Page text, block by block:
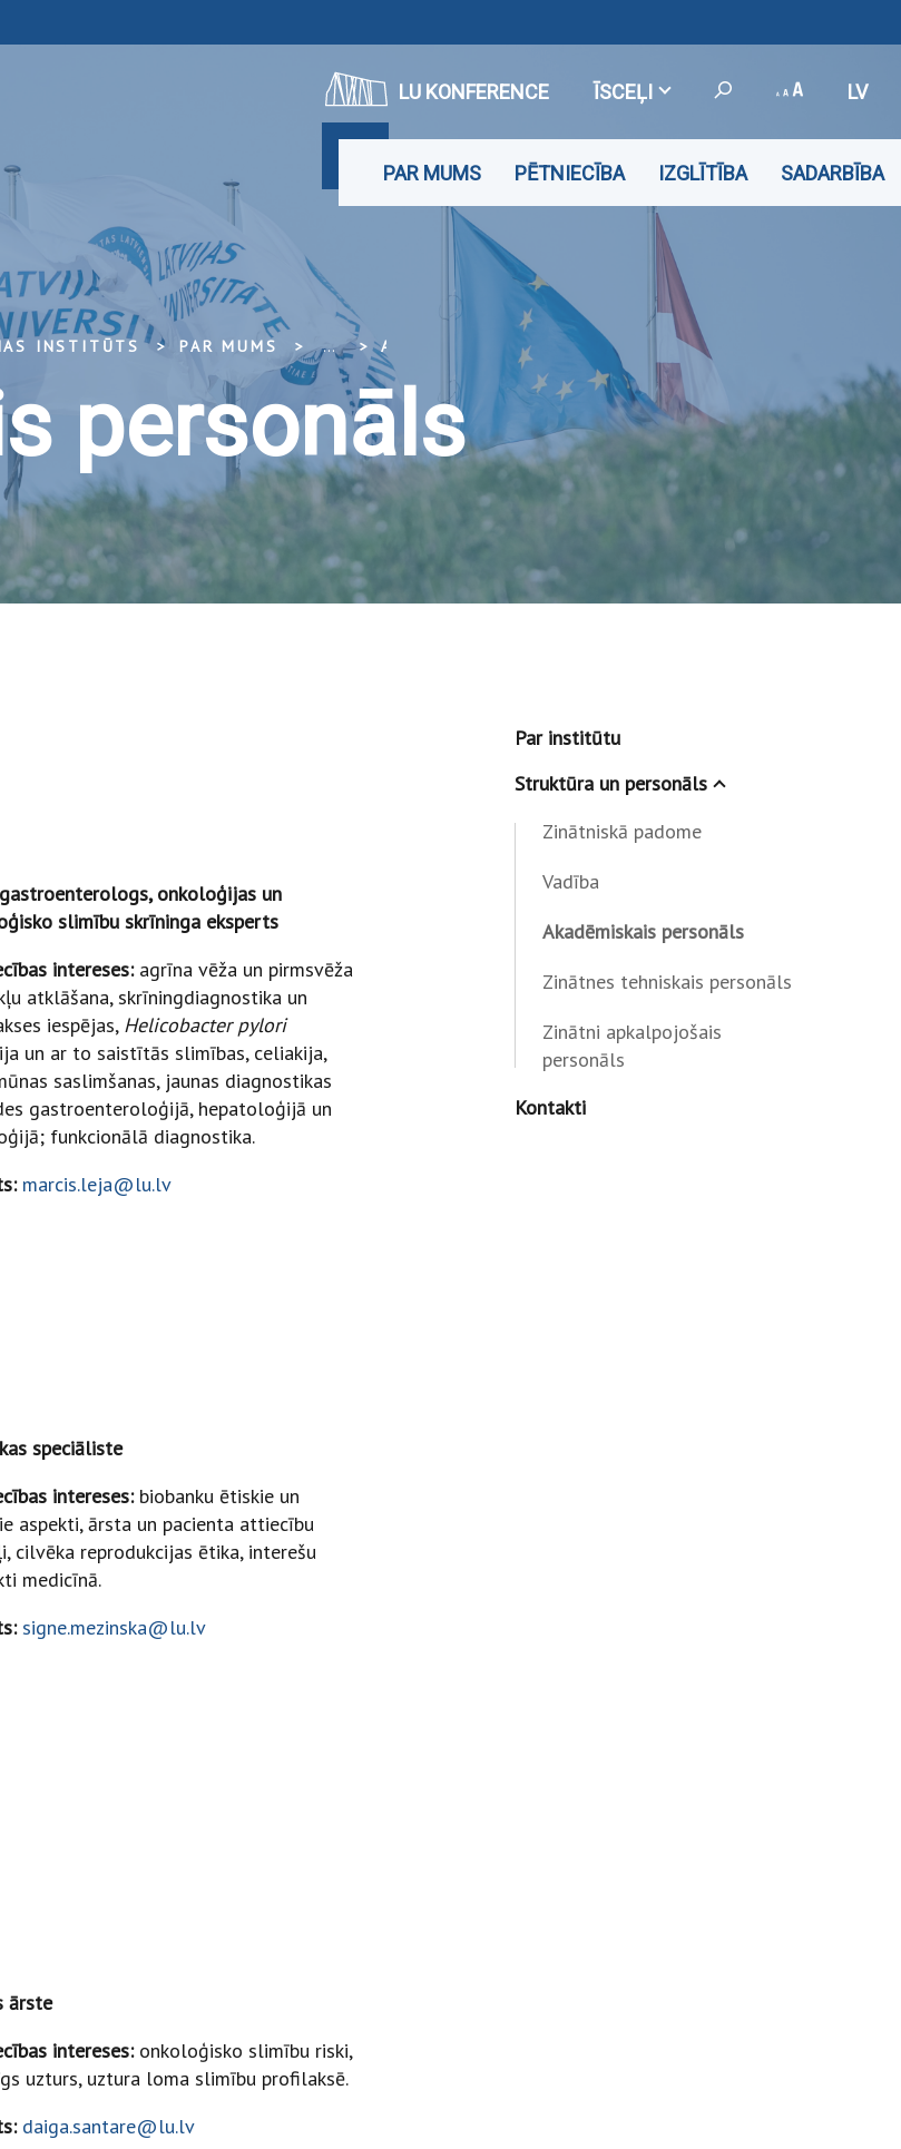
LU KONFERENCE ĪSCEĻI LV
PAR MUMS PĒTNIECĪBA IZGLĪTĪBA SADARBĪBA
INSTITŪTS PAR MUMS ...
personāls
onkoloģijas un
slimību skrīninga eksperts
intereses: agrīna vēža un pirmsvēža
atklāšana, skrīningdiagnostika un
iespējas, Helicobacter pylori
un ar to saistītās slimības, celiakija,
saslimšanas, jaunas diagnostikas
gastroenteroloģijā, hepatoloģijā un
funkcionālā diagnostika.
marcis.leja@lu.lv
speciāliste
intereses: biobanku ētiskie un
aspekti, ārsta un pacienta attiecību
cilvēka reprodukcijas ētika, interešu
medicīnā.
signe.mezinska@lu.lv
ārste
intereses: onkoloģisko slimību riski,
uzturs, uztura loma slimību profilaksē.
daiga.santare@lu.lv
Par institūtu
Struktūra un personāls
Zinātniskā padome
Vadība
Akadēmiskais personāls
Zinātnes tehniskais personāls
Zinātni apkalpojošais
personāls
Kontakti